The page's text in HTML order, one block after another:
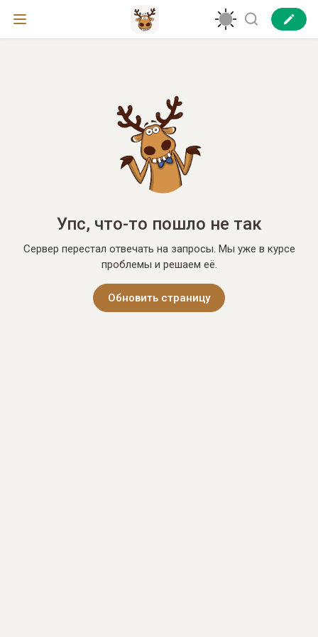
Упс, что-то пошло не так
Сервер перестал отвечать на запросы. Мы уже в курсе
проблемы и решаем её.
Обновить страницу